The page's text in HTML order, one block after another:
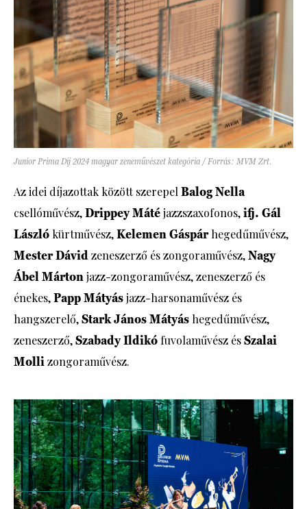
Junior Prima Díj 2024 magyar zeneművészet kategória / Forrás: MVM Zrt.
Az idei díjazottak között szerepelBalog Nella
csellóművész,Drippey Mátéjazzszaxofonos,ifj. Gál
László kürtművész,Kelemen Gáspárhegedűművész,
Mester Dávidzeneszerző és zongoraművész,Nagy
Ábel Mártonjazz-zongoraművész, zeneszerző és
énekes,Papp Mátyásjazz-harsonaművész és
hangszerelő,Stark János Mátyás hegedűművész,
zeneszerző,Szabady Ildikó fuvolaművész ésSzalai
Mollizongoraművész.